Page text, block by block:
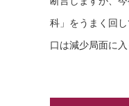
科」をうまく回
口は減少局面に